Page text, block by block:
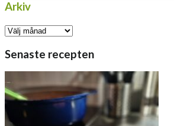
Arkiv
Arkiv
Senaste recepten